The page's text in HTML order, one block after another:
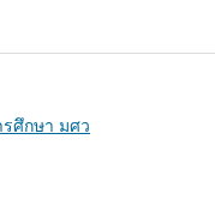
รศึกษา มศว